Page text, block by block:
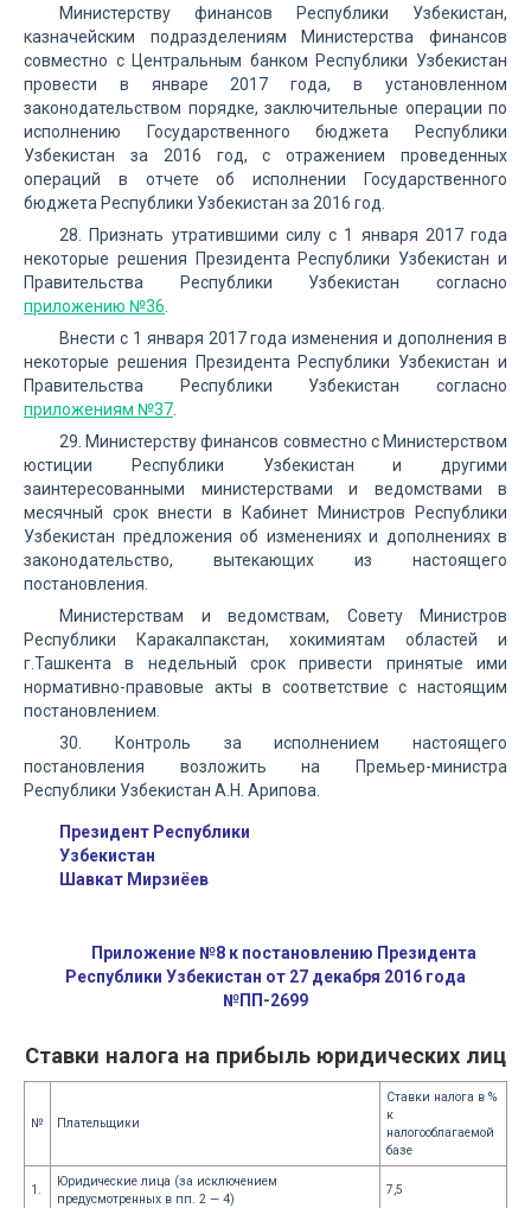
Министерству финансов Республики Узбекистан,
казначейским подразделениям Министерства финансов
совместно с Центральным банком Республики Узбекистан
провести в январе 2017 года, в установленном
законодательством порядке, заключительные операции по
исполнению Государственного бюджета Республики
Узбекистан за 2016 год, с отражением проведенных
операций в отчете об исполнении Государственного
бюджета Республики Узбекистан за 2016 год.
28. Признать утратившими силу с 1 января 2017 года
некоторые решения Президента Республики Узбекистан и
Правительства Республики Узбекистан согласно
приложению №36
Внести с 1 января 2017 года изменения и дополнения в
некоторые решения Президента Республики Узбекистан и
Правительства Республики Узбекистан согласно
приложениям №37
29. Министерству финансов совместно с Министерством
юстиции Республики Узбекистан и другими
заинтересованными министерствами и ведомствами в
месячный срок внести в Кабинет Министров Республики
Узбекистан предложения об изменениях и дополнениях в
законодательство, вытекающих из настоящего
постановления.
Министерствам и ведомствам, Совету Министров
Республики Каракалпакстан, хокимиятам областей и
г.Ташкента в недельный срок привести принятые ими
нормативно-правовые акты в соответствие с настоящим
постановлением.
30. Контроль за исполнением настоящего
постановления возложить на Премьер-министра
Республики Узбекистан А.Н. Арипова.
Президент Республики
Узбекистан
Шавкат Мирзиёев
Приложение №8 к постановлению Президента
Республики Узбекистан от 27 декабря 2016 года
№ПП-2699
Ставки налога на прибыль юридических лиц
№ Плательщики
Ставки налога в %
к
налогооблагаемой
базе
1.
Юридические лица (за исключением
предусмотренных в пп. 2 — 4)
7,5